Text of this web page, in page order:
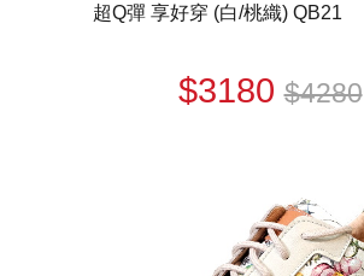
超Q彈 享好穿 (白/桃織) QB21
$3180$4280